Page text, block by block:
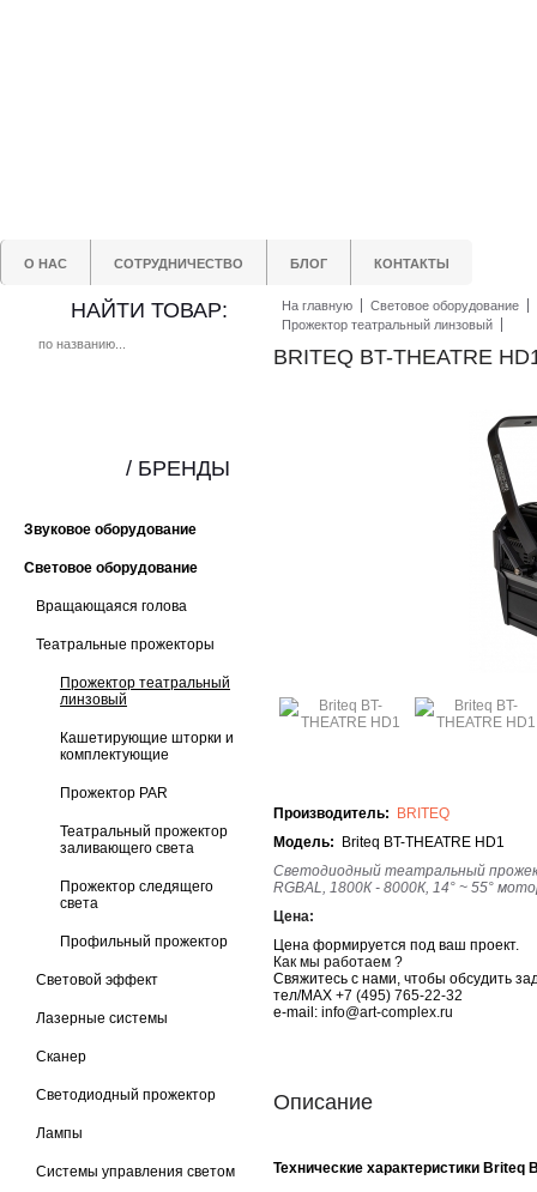
О НАС СОТРУДНИЧЕСТВО БЛОГ КОНТАКТЫ
НАЙТИ ТОВАР:
Звуковое оборудование
Световое оборудование
Вращающаяся голова
Театральные прожекторы
Прожектор театральный
линзовый
Кашетирующие шторки и
комплектующие
Прожектор PAR
Театральный прожектор
заливающего света
Прожектор следящего
света
Профильный прожектор
Световой эффект
Лазерные системы
Сканер
Светодиодный прожектор
Лампы
Системы управления светом
/ БРЕНДЫ
На главную
Световое оборудование
Прожектор театральный линзовый
BRITEQ BT-THEATRE
Производитель:
BRITEQ
Модель: Briteq BT-THEATRE HD1
Светодиодный театральный
RGBAL, 1800К - 8000К, 14° ~ 55°
Цена:
Цена формируется под ваш проект.
Как мы работаем ?
Свяжитесь с нами, чтобы обсудить
тел/MAX +7 (495) 765-22-32
e-mail: info@art-complex.ru
Описание
Технические характеристики Briteq